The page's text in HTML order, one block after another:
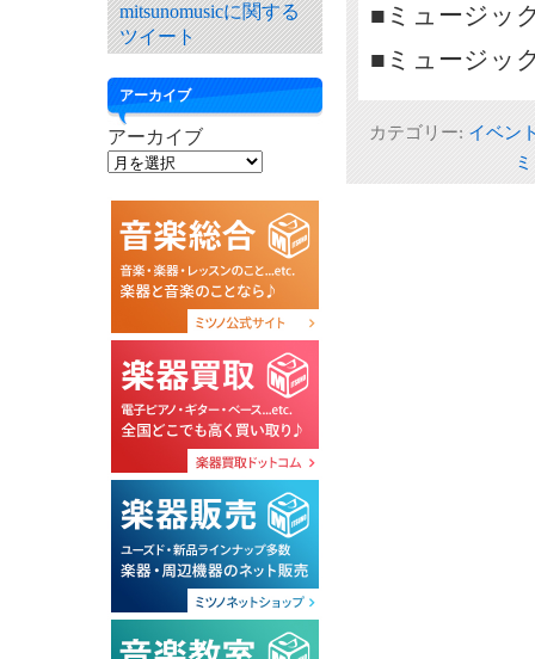
■ミュージッ
■ミュージッ
カテゴリー: イベン
mitsunomusicに関する
ツイート
アーカイブ
アーカイブ